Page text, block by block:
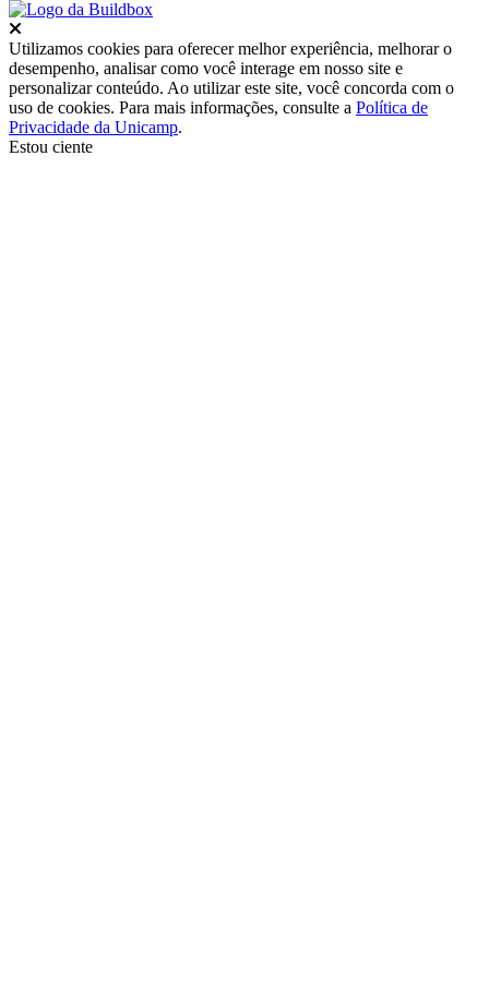
Utilizamos cookies para oferecer melhor experiência, melhorar o
desempenho, analisar como você interage em nosso site e
personalizar conteúdo. Ao utilizar este site, você concorda com o
uso de cookies. Para mais informações, consulte a Política de
Privacidade da Unicamp.
Estou ciente